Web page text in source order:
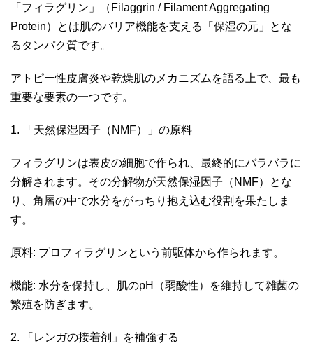
「フィラグリン」（Filaggrin / Filament Aggregating
Protein）とは肌のバリア機能を支える「保湿の元」とな
るタンパク質です。
アトピー性皮膚炎や乾燥肌のメカニズムを語る上で、最も
重要な要素の一つです。
1. 「天然保湿因子（NMF）」の原料
フィラグリンは表皮の細胞で作られ、最終的にバラバラに
分解されます。その分解物が天然保湿因子（NMF）とな
り、角層の中で水分をがっちり抱え込む役割を果たしま
す。
原料: プロフィラグリンという前駆体から作られます。
機能: 水分を保持し、肌のpH（弱酸性）を維持して雑菌の
繁殖を防ぎます。
2. 「レンガの接着剤」を補強する